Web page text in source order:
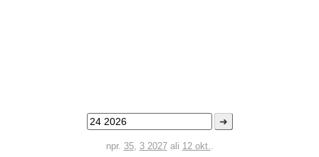
➜
npr. 35, 3 2027ali 12 okt..